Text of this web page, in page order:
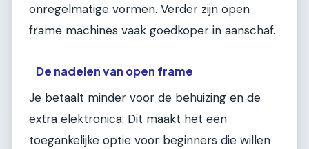
onregelmatige vormen. Verder zijn open
frame machines vaak goedkoper in aanschaf.
De nadelen van open frame
Je betaalt minder voor de behuizing en de
extra elektronica. Dit maakt het een
toegankelijke optie voor beginners die willen